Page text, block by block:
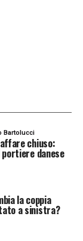
Bartolucci
chiuso:
danese
la coppia
a sinistra?